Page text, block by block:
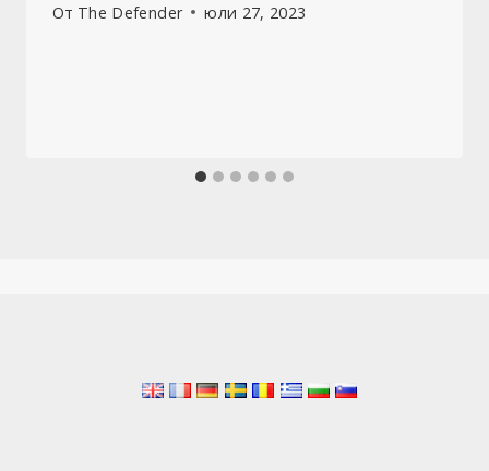
От The Defender юли 27, 2023